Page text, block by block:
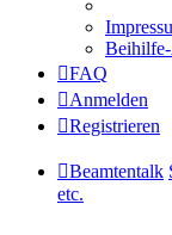
FAQ
Anmelden
Registrieren
Beamtentalk
etc.